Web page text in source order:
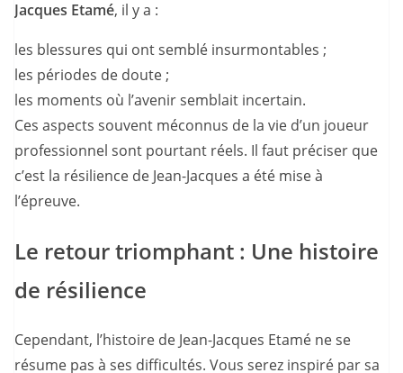
Jacques Etamé, il y a :
les blessures qui ont semblé insurmontables ;
les périodes de doute ;
les moments où l’avenir semblait incertain.
Ces aspects souvent méconnus de la vie d’un joueur
professionnel sont pourtant réels. Il faut préciser que
c’est la résilience de Jean-Jacques a été mise à
l’épreuve.
Le retour triomphant : Une histoire
de résilience
Cependant, l’histoire de Jean-Jacques Etamé ne se
résume pas à ses difficultés. Vous serez inspiré par sa